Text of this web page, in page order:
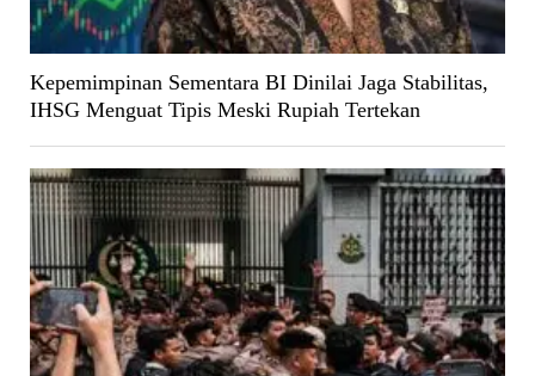
Kepemimpinan Sementara BI Dinilai Jaga Stabilitas,
IHSG Menguat Tipis Meski Rupiah Tertekan